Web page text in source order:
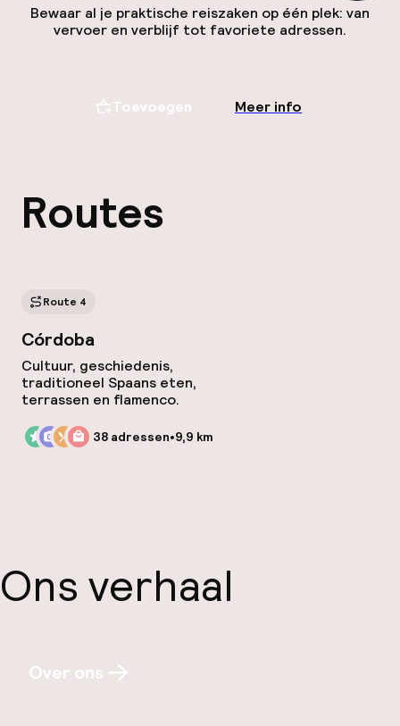
Bewaar al je praktische reiszaken op één plek: van
vervoer en verblijf tot favoriete adressen.
Toevoegen Meer info
Routes
Route 4
Córdoba
Cultuur, geschiedenis,
traditioneel Spaans eten,
terrassen en flamenco.
38 adressen•9,9 km
Ons verhaal
Over ons